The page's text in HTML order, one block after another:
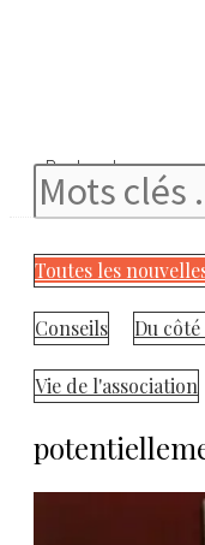
Rechercher
Toutes les
Conseils Du
Vie de l'association